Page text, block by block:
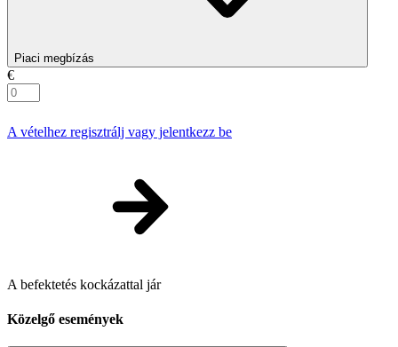
Piaci megbízás
€
A vételhez regisztrálj vagy jelentkezz be
A befektetés kockázattal jár
Közelgő események